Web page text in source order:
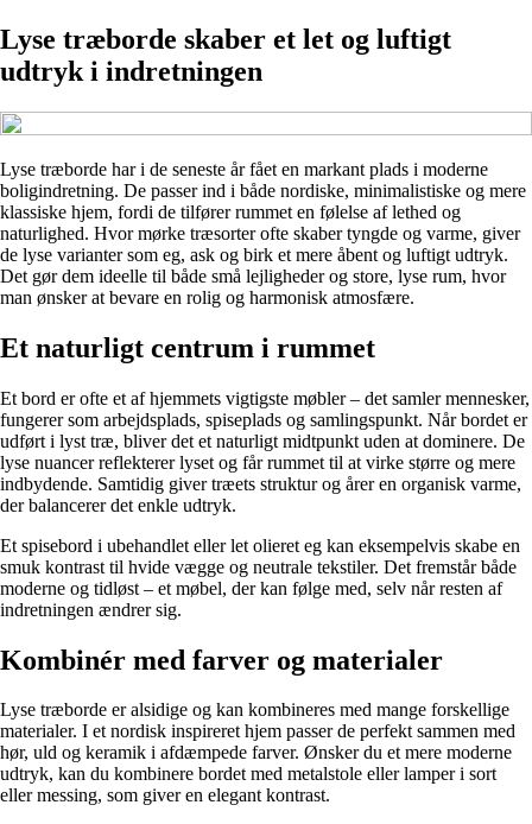
Lyse træborde skaber et let og luftigt
udtryk i indretningen
Lyse træborde har i de seneste år fået en markant plads i moderne
boligindretning. De passer ind i både nordiske, minimalistiske og mere
klassiske hjem, fordi de tilfører rummet en følelse af lethed og
naturlighed. Hvor mørke træsorter ofte skaber tyngde og varme, giver
de lyse varianter som eg, ask og birk et mere åbent og luftigt udtryk.
Det gør dem ideelle til både små lejligheder og store, lyse rum, hvor
man ønsker at bevare en rolig og harmonisk atmosfære.
Et naturligt centrum i rummet
Et bord er ofte et af hjemmets vigtigste møbler – det samler mennesker,
fungerer som arbejdsplads, spiseplads og samlingspunkt. Når bordet er
udført i lyst træ, bliver det et naturligt midtpunkt uden at dominere. De
lyse nuancer reflekterer lyset og får rummet til at virke større og mere
indbydende. Samtidig giver træets struktur og årer en organisk varme,
der balancerer det enkle udtryk.
Et spisebord i ubehandlet eller let olieret eg kan eksempelvis skabe en
smuk kontrast til hvide vægge og neutrale tekstiler. Det fremstår både
moderne og tidløst – et møbel, der kan følge med, selv når resten af
indretningen ændrer sig.
Kombinér med farver og materialer
Lyse træborde er alsidige og kan kombineres med mange forskellige
materialer. I et nordisk inspireret hjem passer de perfekt sammen med
hør, uld og keramik i afdæmpede farver. Ønsker du et mere moderne
udtryk, kan du kombinere bordet med metalstole eller lamper i sort
eller messing, som giver en elegant kontrast.